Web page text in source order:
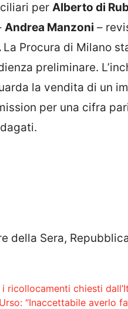
per Alberto di
Andrea Manzoni –
La Procura di Milano
preliminare.
la vendita di un
per una cifra
della Sera,
ricollocamenti chiesti
“Inaccettabile averlo